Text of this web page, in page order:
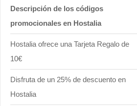
Descripción de los códigos
promocionales en Hostalia
Hostalia ofrece una Tarjeta Regalo de
10€
Disfruta de un 25% de descuento en
Hostalia